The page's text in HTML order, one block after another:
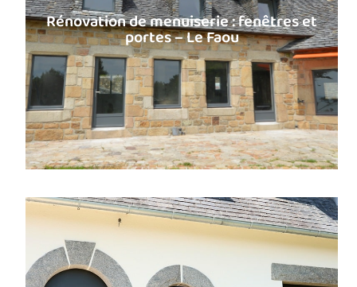
Rénovation de menuiserie : fenêtres et
portes – Le Faou